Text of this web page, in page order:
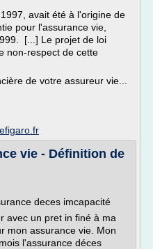
avait été à l'origine de
pour l'assurance vie,
[...] Le projet de loi
non-respect de cette
de votre assureur vie...
vie - Définition de
deces imcapacité
avec un pret in finé à ma
mon assurance vie. Mon
l'assurance déces